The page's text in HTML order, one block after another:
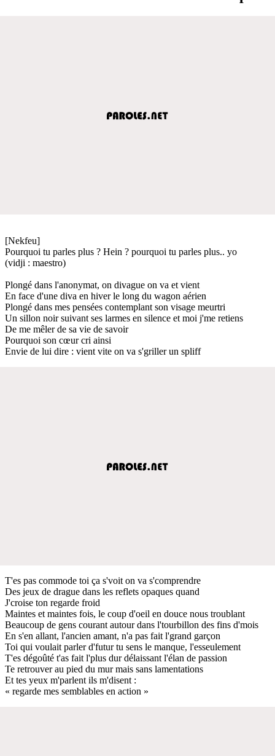
[Nekfeu]
Pourquoi tu parles plus ? Hein ? pourquoi tu parles plus.. yo
(vidji : maestro)
Plongé dans l'anonymat, on divague on va et vient
En face d'une diva en hiver le long du wagon aérien
Plongé dans mes pensées contemplant son visage meurtri
Un sillon noir suivant ses larmes en silence et moi j'me retiens
De me mêler de sa vie de savoir
Pourquoi son cœur cri ainsi
Envie de lui dire : vient vite on va s'griller un spliff
T'es pas commode toi ça s'voit on va s'comprendre
Des jeux de drague dans les reflets opaques quand
J'croise ton regarde froid
Maintes et maintes fois, le coup d'oeil en douce nous troublant
Beaucoup de gens courant autour dans l'tourbillon des fins d'mois
En s'en allant, l'ancien amant, n'a pas fait l'grand garçon
Toi qui voulait parler d'futur tu sens le manque, l'esseulement
T'es dégoûté t'as fait l'plus dur délaissant l'élan de passion
Te retrouver au pied du mur mais sans lamentations
Et tes yeux m'parlent ils m'disent :
« regarde mes semblables en action »